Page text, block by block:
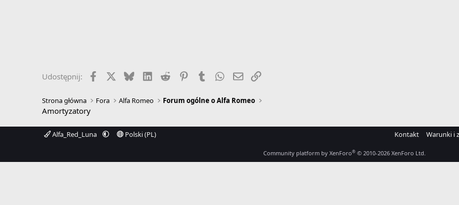
Udostępnij: Facebook BlueskyLinkedIn
Reddit PinterestTumblr WhatsApp
EmailLink
Strona główna Fora Alfa Romeo Forum ogólne o Alfa Romeo
Amortyzatory
Alfa_Red_Luna Polski (PL) Kontakt Warunki i
Community platform by XenForo® © 2010-2026 XenForo Ltd.